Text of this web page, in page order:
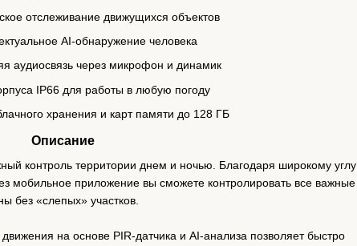
отслеживание движущихся объектов
AI-обнаружение человека
аудиосвязь через микрофон и динамик
IP66 для работы в любую погоду
хранения и карт памяти до 128 ГБ
Описание
контроль территории днем и ночью. Благодаря широкому углу
мобильное приложение вы сможете контролировать все важные
без «слепых» участков.
на основе PIR-датчика и AI-анализа позволяет быстро